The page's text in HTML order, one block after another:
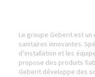
Le groupe Geberit est
sanitaires innovantes.
d’installation et les
propose des produits
Geberit développe des